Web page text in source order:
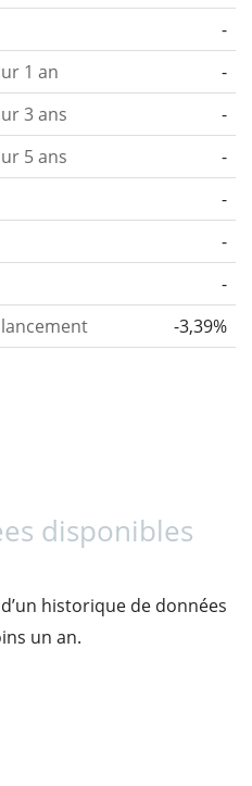
-
1 an
-
3 ans
-
5 ans
-
-
-
-
-3,39%
disponibles
historique de données
un an.